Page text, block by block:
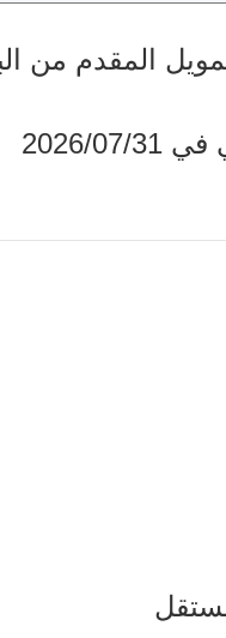
من البنك
07/31